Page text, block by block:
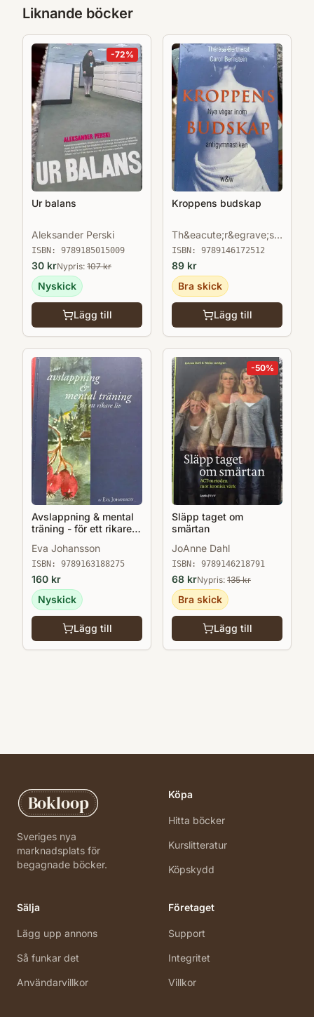
Liknande böcker
-72%
Ur balans
Aleksander Perski
ISBN: 9789185015009
30 krNypris: 107kr
Nyskick
Lägg till
Kroppens budskap
Th&eacute;r&egrave;se
Bertherat
ISBN: 9789146172512
89 kr
Bra skick
Lägg till
Avslappning & mental
träning - för ett rikare
handledning i personlig
utveckling
Eva Johansson
ISBN: 9789163188275
160 kr
Nyskick
Lägg till
-50%
Släpp taget om
smärtan
JoAnne Dahl
ISBN: 9789146218791
68 krNypris: 135kr
Bra skick
Lägg till
Bokloop
Sveriges nya
marknadsplats för
begagnade böcker.
Köpa
Hitta böcker
Kurslitteratur
Köpskydd
Sälja
Lägg upp annons
Så funkar det
Användarvillkor
Företaget
Support
Integritet
Villkor